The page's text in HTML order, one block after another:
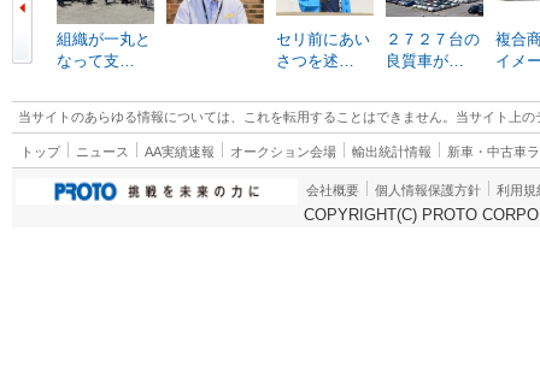
組織が一丸と
なって支…
セリ前にあい
さつを述…
２７２７台の
良質車が…
複合
イメ
当サイトのあらゆる情報については、これを転用することはできません。当サイト上
トップ ニュース AA実績速報 オークション会場 輸出統計情報 新車・中古車
会社概要 個人情報保護方針 利用規
COPYRIGHT(C) PROTO